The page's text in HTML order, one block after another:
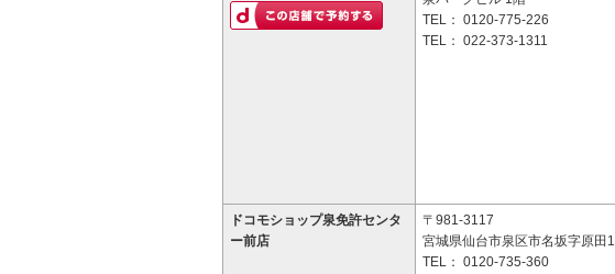
TEL： 0120-775-226
TEL： 022-373-1311
ドコモショップ泉免許センタ
ー前店
〒981-3117
宮城県仙台市泉区市名坂字原田
TEL： 0120-735-360